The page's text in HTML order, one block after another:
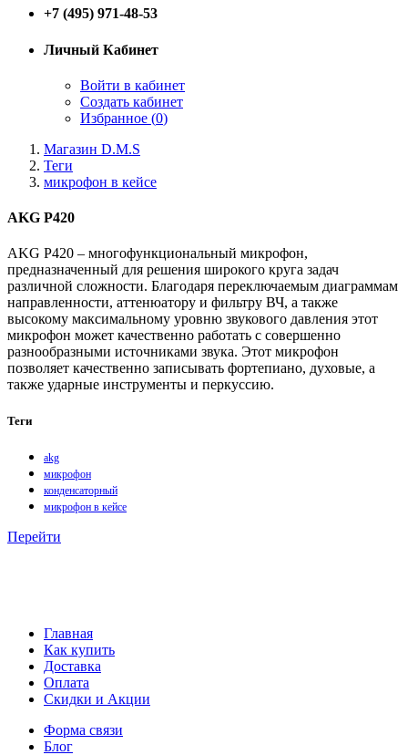
+7 (495) 971-48-53
Личный Кабинет
Войти в кабинет
Создать кабинет
Избранное (0)
Магазин D.M.S
Теги
микрофон в кейсе
AKG P420
AKG P420 – многофункциональный микрофон,
предназначенный для решения широкого круга задач
различной сложности. Благодаря переключаемым диаграммам
направленности, аттенюатору и фильтру ВЧ, а также
высокому максимальному уровню звукового давления этот
микрофон может качественно работать с совершенно
разнообразными источниками звука. Этот микрофон
позволяет качественно записывать фортепиано, духовые, а
также ударные инструменты и перкуссию.
Теги
akg
микрофон
конденсаторный
микрофон в кейсе
Перейти
Главная
Как купить
Доставка
Оплата
Скидки и Акции
Форма связи
Блог